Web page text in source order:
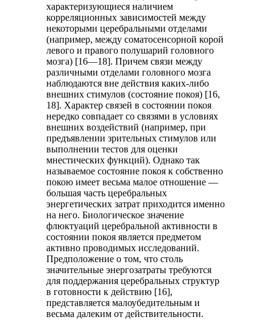
характеризующиеся наличием
корреляционных зависимостей между
некоторыми церебральными отделами
(например, между соматосенсорной корой
левого и правого полушарий головного
мозга) [16—18]. Причем связи между
различными отделами головного мозга
наблюдаются вне действия каких-либо
внешних стимулов (состояние покоя) [16,
18]. Характер связей в состоянии покоя
нередко совпадает со связями в условиях
внешних воздействий (например, при
предъявлении зрительных стимулов или
выполнении тестов для оценки
мнестических функций). Однако так
называемое состояние покоя к собственно
покою имеет весьма малое отношение —
большая часть церебральных
энергетических затрат приходится именно
на него. Биологическое значение
флюктуаций церебральной активности в
состоянии покоя является предметом
активно проводимых исследований.
Предположение о том, что столь
значительные энергозатраты требуются
для поддержания церебральных структур
в готовности к действию [16],
представляется малоубедительным и
весьма далеким от действительности.